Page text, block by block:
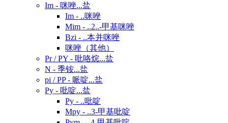
Im - 咪唑...盐
Im - ..咪唑
Mim - ..2..-甲基咪唑
Bzi - ..本并咪唑
咪唑（其他）
Pr / PY - 吡咯烷...盐
N - 季铵...盐
pi / PP - 哌啶...盐
Py - 吡啶...盐
Py - ..吡啶
Mpy - ..3-甲基吡啶